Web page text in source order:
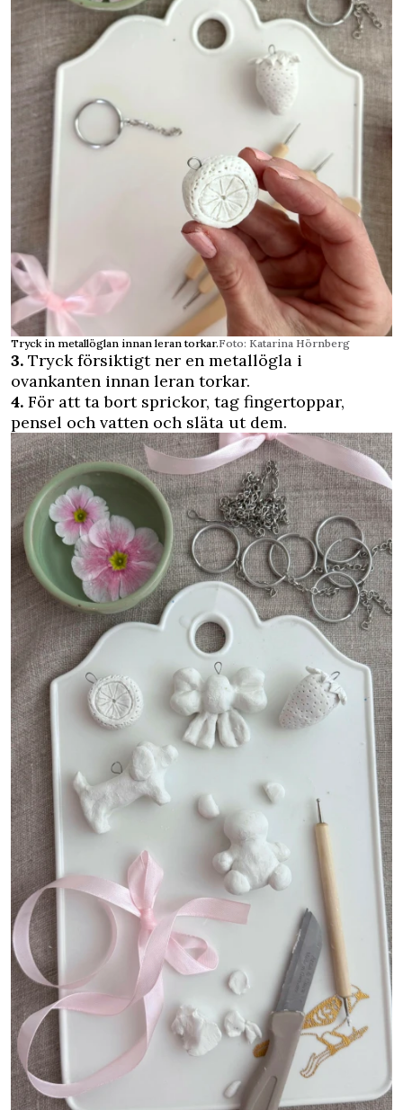
Tryck in metallöglan innan leran torkar.Foto: Katarina Hörnberg
3. Tryck försiktigt ner en metall­ögla i
ovankanten innan leran torkar.
4. För att ta bort sprickor, tag fingertoppar,
pensel och vatten och släta ut dem.